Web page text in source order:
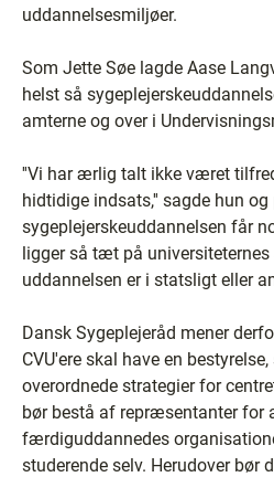
uddannelsesmiljøer.
Som Jette Søe lagde Aase
helst så
amterne og over i
''Vi har ærlig talt ikke været
hidtidige indsats,'' sagde hun
sygeplejerskeuddannelsen får
ligger så tæt på
uddannelsen er i statsligt eller
Dansk Sygeplejeråd mener
CVU'ere skal have en
overordnede strategier for
bør bestå af repræsentanter for
færdiguddannedes
studerende selv. Herudover bør